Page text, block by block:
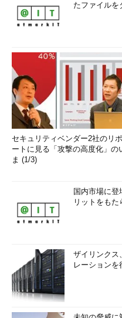
たファイルを
セキュリティベンダー2社のリポ
ートに見る「攻撃の高度化」の
ま (1/3)
国内市場に登
リットをもた
ザイリンクス
レーション